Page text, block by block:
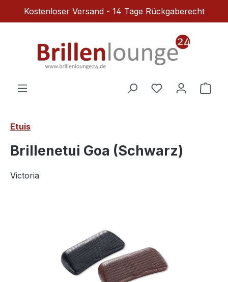
Zum Hauptinhalt springen
Kostenloser Versand - 14 Tage Rückgaberecht
Du hast 0
Etuis
Brillenetui Goa (Schwarz)
Victoria